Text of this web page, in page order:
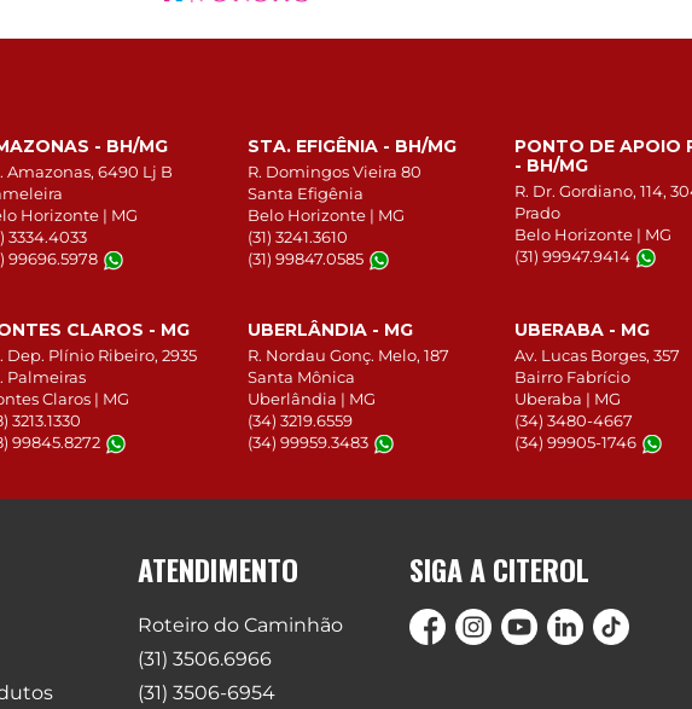
- BH/MG
Amazonas, 6490 Lj B
Horizonte | MG
3334.4033
99696.5978
STA. EFIGÊNIA - BH/MG
R. Domingos Vieira 80
Santa Efigênia
Belo Horizonte | MG
(31) 3241.3610
(31) 99847.0585
PONTO DE APOIO
- BH/MG
R. Dr. Gordiano, 114,
Prado
Belo Horizonte | MG
(31) 99947.9414
CLAROS - MG
Dep. Plínio Ribeiro, 2935
Palmeiras
Claros | MG
3213.1330
99845.8272
UBERLÂNDIA - MG
R. Nordau Gonç. Melo, 187
Santa Mônica
Uberlândia | MG
(34) 3219.6559
(34) 99959.3483
UBERABA - MG
Av. Lucas Borges, 357
Bairro Fabrício
Uberaba | MG
(34) 3480-4667
(34) 99905-1746
ATENDIMENTO
Roteiro do Caminhão
(31) 3506.6966
(31) 3506-6954
SIGA A CITEROL